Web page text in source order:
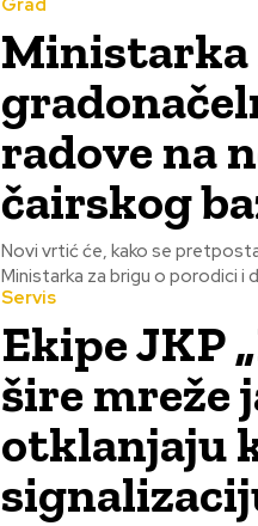
Ministarka
radove na
čairskog
Novi vrtić će, kako se
Ministarka za brigu o porodici i
Servis
Ekipe JKP
šire mreže
otklanjaju